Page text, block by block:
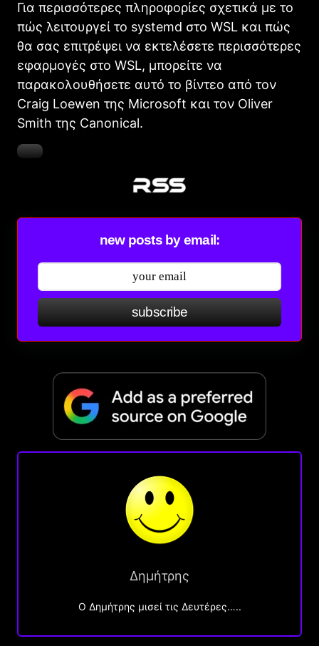
Για περισσότερες πληροφορίες σχετικά με το
πώς λειτουργεί το systemd στο WSL και πώς
θα σας επιτρέψει να εκτελέσετε περισσότερες
εφαρμογές στο WSL, μπορείτε να
παρακολουθήσετε αυτό το βίντεο από τον
Craig Loewen της Microsoft και τον Oliver
Smith της Canonical.
new posts by email:
subscribe
Δημήτρης
O Δημήτρης μισεί τις Δευτέρες…..